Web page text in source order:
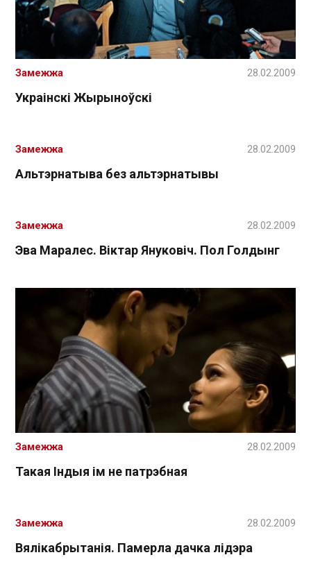
Украінскі Жырыноўскі
Замежжа 28.02.2009
Альтэрнатыва без альтэрнатывы
Замежжа 28.02.2009
Эва Маралес. Віктар Януковіч. Пол Голдынг
Замежжа 28.02.2009
Такая Індыя ім не патрэбная
Замежжа 28.02.2009
Вялікабрытанія. Памерла дачка лідэра
Замежжа 28.02.2009